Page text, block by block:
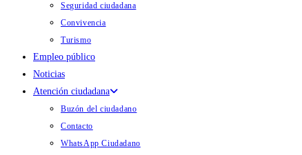
Seguridad ciudadana
Convivencia
Turismo
Empleo público
Noticias
Atención ciudadana
Buzón del ciudadano
Contacto
WhatsApp Ciudadano